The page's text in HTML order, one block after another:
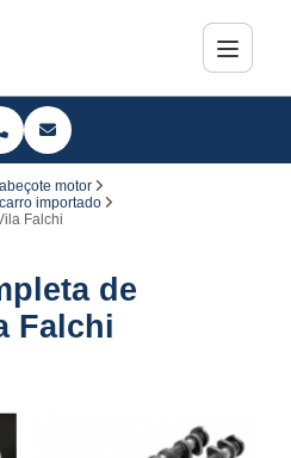
motor
importado
Falchi
de
Falchi